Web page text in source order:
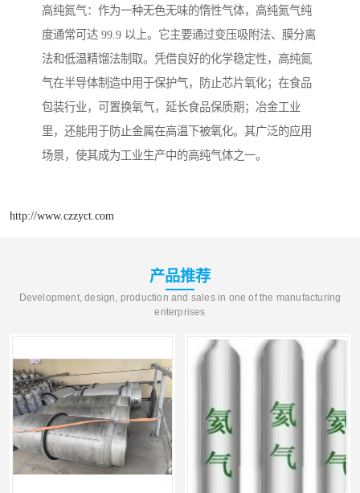
高纯氮气：作为一种无色无味的惰性气体，高纯氮气纯
度通常可达 99.9 以上。它主要通过变压吸附法、膜分离
法和低温精馏法制取。凭借良好的化学稳定性，高纯氮
气在半导体制造中用于保护气，防止芯片氧化；在食品
包装行业，可置换氧气，延长食品保质期；冶金工业
里，还能用于防止金属在高温下被氧化。其广泛的应用
场景，使其成为工业生产中的高纯气体之一。​
http://www.czzyct.com
产品推荐
Development, design, production and sales in one of the manufacturing
enterprises